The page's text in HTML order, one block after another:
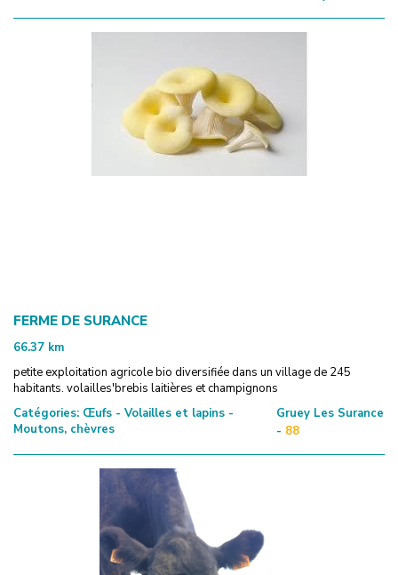
FERME DE SURANCE
66.37 km
petite exploitation agricole bio diversifiée dans un village de 245
habitants. volailles'brebis laitières et champignons
Catégories: Œufs - Volailles et lapins -
Moutons, chèvres
Gruey Les Surance
- 88